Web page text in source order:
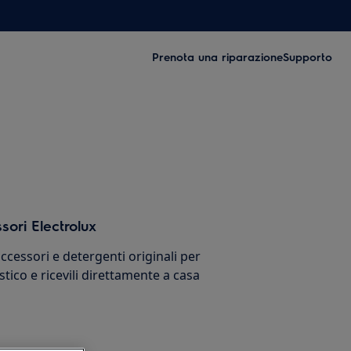
Prenota una riparazioneSupporto
Electrolux
e detergenti originali per
e ricevili direttamente a casa